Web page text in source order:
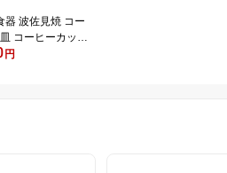
器 波佐見焼 コー
コーヒーカップ
さぎ』
円